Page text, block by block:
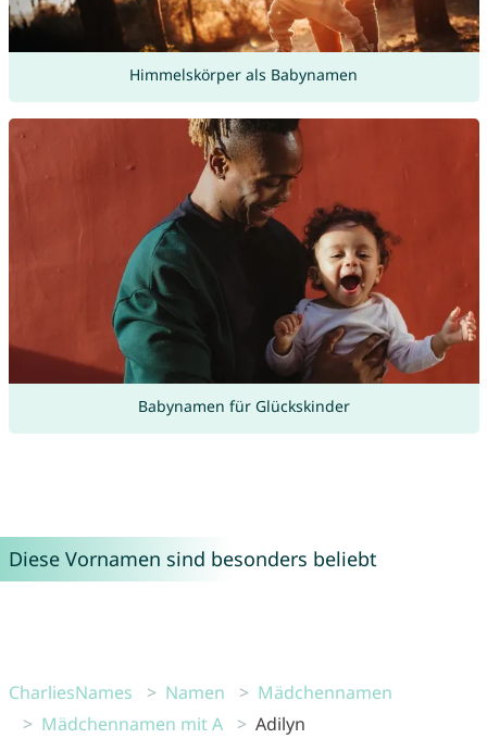
Himmelskörper als Babynamen
Babynamen für Glückskinder
Diese Vornamen sind besonders beliebt
CharliesNames Namen
Mädchennamen
Mädchennamen mit A
Adilyn